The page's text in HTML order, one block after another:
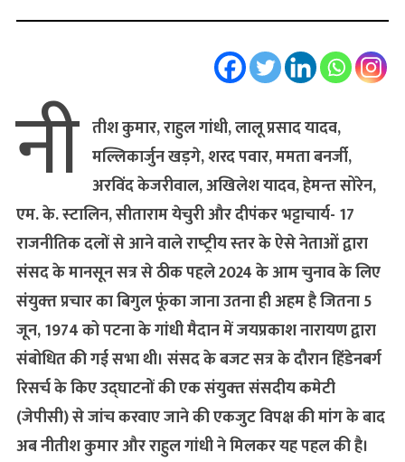
नी तीश कुमार, राहुल गांधी, लालू प्रसाद यादव,
मल्लिकार्जुन खड़गे, शरद पवार, ममता बनर्जी,
अरविंद केजरीवाल, अखिलेश यादव, हेमन्‍त सोरेन,
एम. के. स्‍टालिन, सीताराम येचुरी और दीपंकर भट्टाचार्य- 17
राजनीतिक दलों से आने वाले राष्‍ट्रीय स्‍तर के ऐसे नेताओं द्वारा
संसद के मानसून सत्र से ठीक पहले 2024 के आम चुनाव के लिए
संयुक्‍त प्रचार का बिगुल फूंका जाना उतना ही अहम है जितना 5
जून, 1974 को पटना के गांधी मैदान में जयप्रकाश नारायण द्वारा
संबोधित की गई सभा थी। संसद के बजट सत्र के दौरान हिंडेनबर्ग
रिसर्च के किए उद्घाटनों की एक संयुक्‍त संसदीय कमेटी
(जेपीसी) से जांच करवाए जाने की एकजुट विपक्ष की मांग के बाद
अब नीतीश कुमार और राहुल गांधी ने मिलकर यह पहल की है।